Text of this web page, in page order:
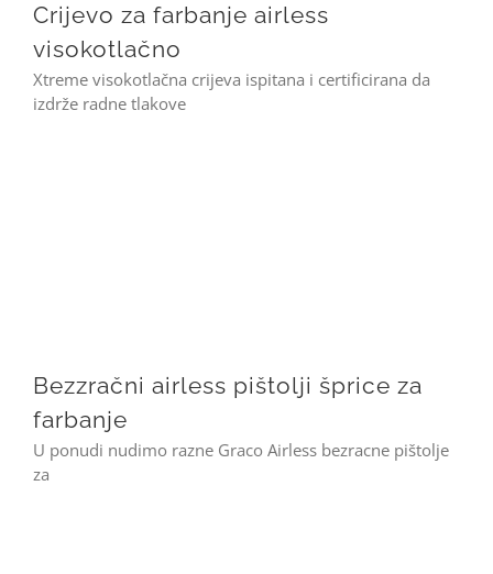
Crijevo za farbanje airless
visokotlačno
Xtreme visokotlačna crijeva ispitana i certificirana da
izdrže radne tlakove
Bezzračni airless pištolji šprice za
farbanje
U ponudi nudimo razne Graco Airless bezracne pištolje
za